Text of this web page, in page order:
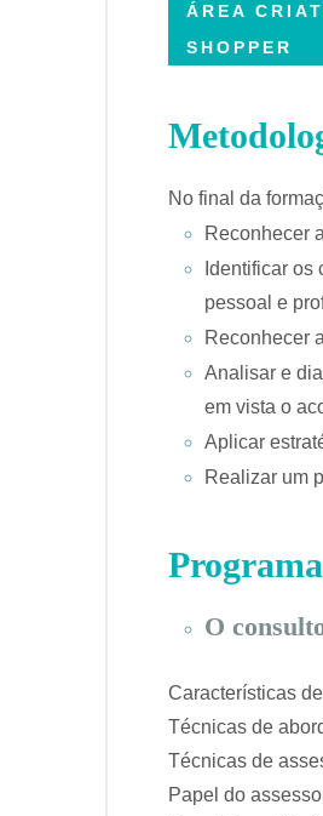
ÁREA
SHOPPER
No final da
Reconhecer
Identificar
pessoal e
Reconhecer
Analisar e
em vista o
Aplicar
Realizar um
Programa
O
Características
Técnicas de
Técnicas de
Papel do